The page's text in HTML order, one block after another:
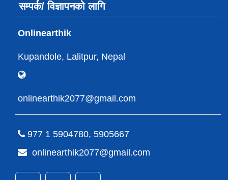
सम्पर्क/ विज्ञापनको लागि
Onlinearthik
Kupandole, Lalitpur, Nepal
onlinearthik2077@gmail.com
977 1 5904780, 5905667
onlinearthik2077@gmail.com